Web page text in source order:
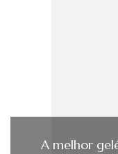
A melhor